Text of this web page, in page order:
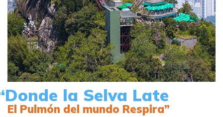
la Selva Late
El Pulmón del mundo Respira”